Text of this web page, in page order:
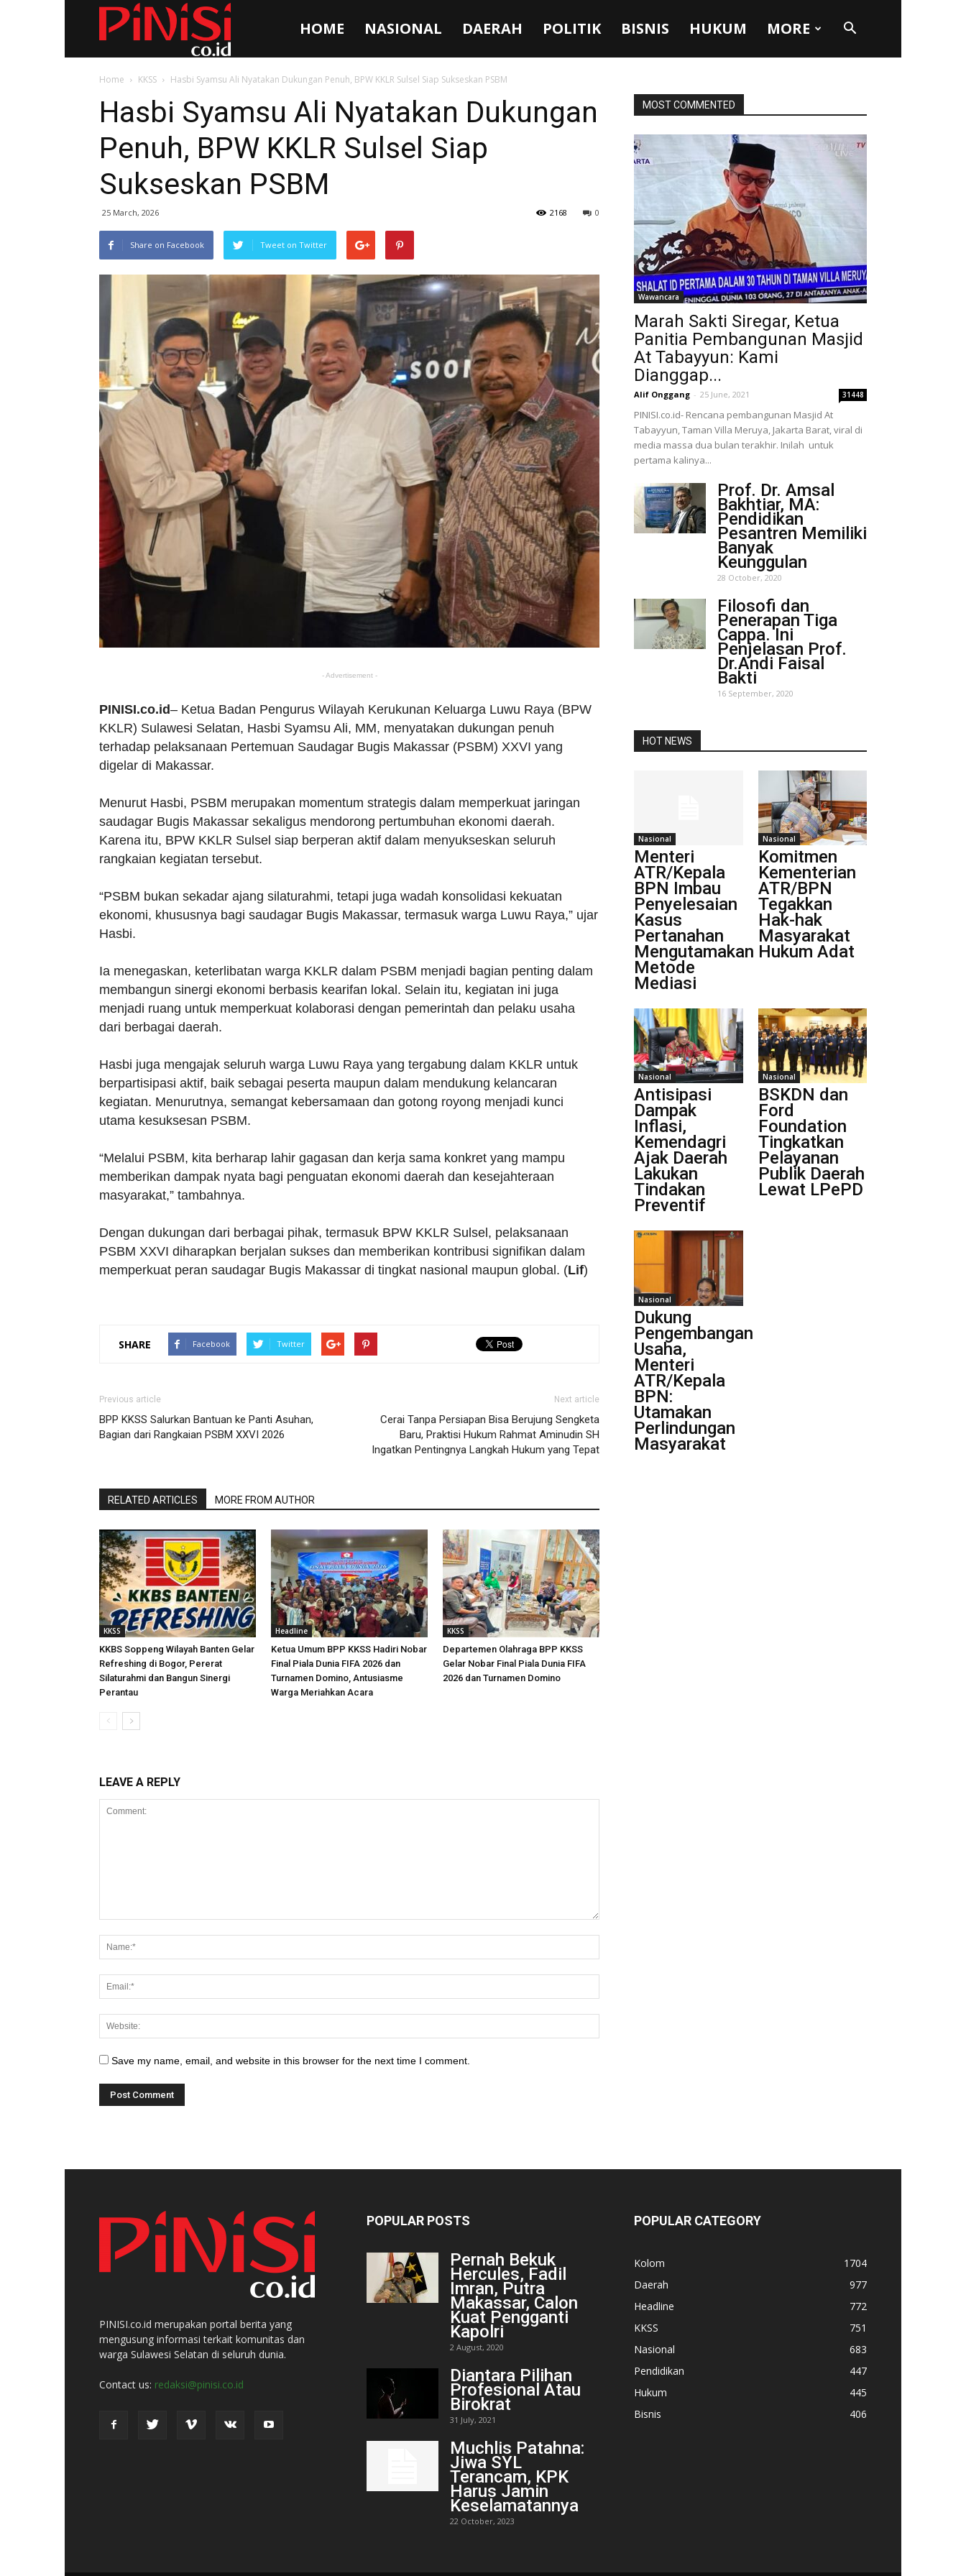
HOME NASIONAL DAERAH POLITIK BISNIS HUKUM MORE
Home KKSS Hasbi Syamsu Ali Nyatakan Dukungan Penuh, BPW KKLR Sulsel Siap Sukseskan PSBM
Hasbi Syamsu Ali Nyatakan Dukungan
Penuh, BPW KKLR Sulsel Siap
Sukseskan PSBM
25 March, 2026 0
2168
Share on Facebook Tweet on Twitter
- Advertisement -
PINISI.co.id– Ketua Badan Pengurus Wilayah Kerukunan Keluarga Luwu Raya (BPW
KKLR) Sulawesi Selatan, Hasbi Syamsu Ali, MM, menyatakan dukungan penuh
terhadap pelaksanaan Pertemuan Saudagar Bugis Makassar (PSBM) XXVI yang
digelar di Makassar.
Menurut Hasbi, PSBM merupakan momentum strategis dalam memperkuat jaringan
saudagar Bugis Makassar sekaligus mendorong pertumbuhan ekonomi daerah.
Karena itu, BPW KKLR Sulsel siap berperan aktif dalam menyukseskan seluruh
rangkaian kegiatan tersebut.
“PSBM bukan sekadar ajang silaturahmi, tetapi juga wadah konsolidasi kekuatan
ekonomi, khususnya bagi saudagar Bugis Makassar, termasuk warga Luwu Raya,” ujar
Hasbi.
Ia menegaskan, keterlibatan warga KKLR dalam PSBM menjadi bagian penting dalam
membangun sinergi ekonomi berbasis kearifan lokal. Selain itu, kegiatan ini juga
menjadi ruang untuk memperkuat kolaborasi dengan pemerintah dan pelaku usaha
dari berbagai daerah.
Hasbi juga mengajak seluruh warga Luwu Raya yang tergabung dalam KKLR untuk
berpartisipasi aktif, baik sebagai peserta maupun dalam mendukung kelancaran
kegiatan. Menurutnya, semangat kebersamaan dan gotong royong menjadi kunci
utama kesuksesan PSBM.
“Melalui PSBM, kita berharap lahir gagasan dan kerja sama konkret yang mampu
memberikan dampak nyata bagi penguatan ekonomi daerah dan kesejahteraan
masyarakat,” tambahnya.
Dengan dukungan dari berbagai pihak, termasuk BPW KKLR Sulsel, pelaksanaan
PSBM XXVI diharapkan berjalan sukses dan memberikan kontribusi signifikan dalam
memperkuat peran saudagar Bugis Makassar di tingkat nasional maupun global. (Lif)
SHARE Facebook Twitter
Previous article
BPP KKSS Salurkan Bantuan ke Panti Asuhan,
Bagian dari Rangkaian PSBM XXVI 2026
Next article
Cerai Tanpa Persiapan Bisa Berujung Sengketa
Baru, Praktisi Hukum Rahmat Aminudin SH
Ingatkan Pentingnya Langkah Hukum yang Tepat
RELATED ARTICLES MORE FROM AUTHOR
KKSS
KKBS Soppeng Wilayah Banten Gelar
Refreshing di Bogor, Pererat
Silaturahmi dan Bangun Sinergi
Perantau
Headline
Ketua Umum BPP KKSS Hadiri Nobar
Final Piala Dunia FIFA 2026 dan
Turnamen Domino, Antusiasme
Warga Meriahkan Acara
KKSS
Departemen Olahraga BPP KKSS
Gelar Nobar Final Piala Dunia FIFA
2026 dan Turnamen Domino
LEAVE A REPLY
Save my name, email, and website in this browser for the next time I comment.
MOST COMMENTED
Wawancara
Marah Sakti Siregar, Ketua
Panitia Pembangunan Masjid
At Tabayyun: Kami
Dianggap...
Alif Onggang - 25 June, 2021 31448
PINISI.co.id- Rencana pembangunan Masjid At
Tabayyun, Taman Villa Meruya, Jakarta Barat, viral di
media massa dua bulan terakhir. Inilah untuk
pertama kalinya...
Prof. Dr. Amsal
Bakhtiar, MA:
Pendidikan
Pesantren Memiliki
Banyak
Keunggulan
28 October, 2020
Filosofi dan
Penerapan Tiga
Cappa. Ini
Penjelasan Prof.
Dr.Andi Faisal
Bakti
16 September, 2020
HOT NEWS
Nasional
Menteri
ATR/Kepala
BPN Imbau
Penyelesaian
Kasus
Pertanahan
Mengutamakan
Metode
Mediasi
Nasional
Komitmen
Kementerian
ATR/BPN
Tegakkan
Hak-hak
Masyarakat
Hukum Adat
Nasional
Antisipasi
Dampak
Inflasi,
Kemendagri
Ajak Daerah
Lakukan
Tindakan
Preventif
Nasional
BSKDN dan
Ford
Foundation
Tingkatkan
Pelayanan
Publik Daerah
Lewat LPePD
Nasional
Dukung
Pengembangan
Usaha,
Menteri
ATR/Kepala
BPN:
Utamakan
Perlindungan
Masyarakat
PINISI.co.id merupakan portal berita yang
mengusung informasi terkait komunitas dan
warga Sulawesi Selatan di seluruh dunia.
Contact us: redaksi@pinisi.co.id
POPULAR POSTS
Pernah Bekuk
Hercules, Fadil
Imran, Putra
Makassar, Calon
Kuat Pengganti
Kapolri
2 August, 2020
Diantara Pilihan
Profesional Atau
Birokrat
31 July, 2021
Muchlis Patahna:
Jiwa SYL
Terancam, KPK
Harus Jamin
Keselamatannya
22 October, 2023
POPULAR CATEGORY
Kolom
1704
Daerah
977
Headline
772
KKSS
751
Nasional
683
Pendidikan
447
Hukum
445
Bisnis
406